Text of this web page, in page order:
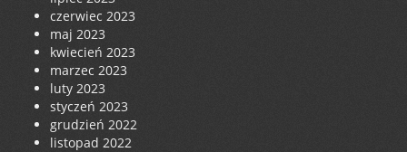
czerwiec 2023
maj 2023
kwiecień 2023
marzec 2023
luty 2023
styczeń 2023
grudzień 2022
listopad 2022